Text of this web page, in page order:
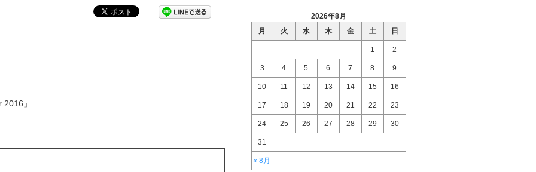
」
2026年8月
月
火 水 木 金 土 日
« 8月
1 2
3 4 5 6 7 8 9
10 11 12 13 14 15 16
17 18 19 20 21 22 23
24 25 26 27 28 29 30
31